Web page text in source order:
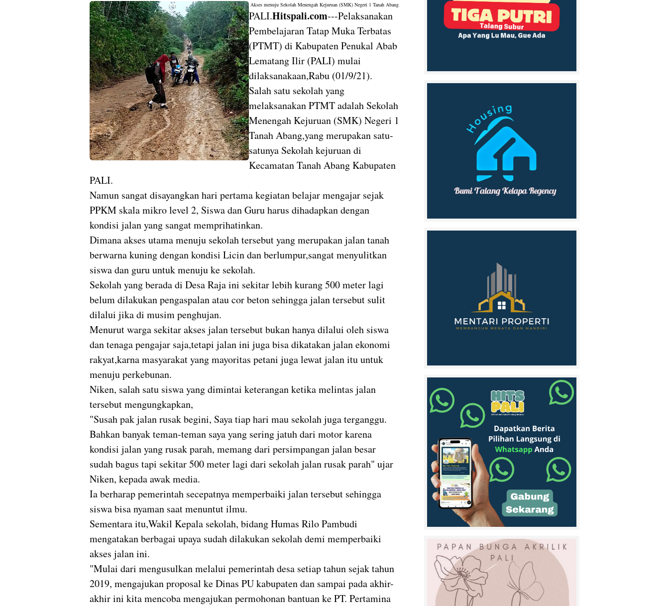
Akses menuju Sekolah Menengah Kejuruan (SMK) Negeri 1 Tanah Abang
PALI.Hitspali.com---Pelaksanakan
Pembelajaran Tatap Muka Terbatas
(PTMT) di Kabupaten Penukal Abab
Lematang Ilir (PALI) mulai
dilaksanakaan,Rabu (01/9/21).
Salah satu sekolah yang
melaksanakan PTMT adalah Sekolah
Menengah Kejuruan (SMK) Negeri 1
Tanah Abang,yang merupakan satu-
satunya Sekolah kejuruan di
Kecamatan Tanah Abang Kabupaten
PALI.
Namun sangat disayangkan hari pertama kegiatan belajar mengajar sejak
PPKM skala mikro level 2, Siswa dan Guru harus dihadapkan dengan
kondisi jalan yang sangat memprihatinkan.
Dimana akses utama menuju sekolah tersebut yang merupakan jalan tanah
berwarna kuning dengan kondisi Licin dan berlumpur,sangat menyulitkan
siswa dan guru untuk menuju ke sekolah.
Sekolah yang berada di Desa Raja ini sekitar lebih kurang 500 meter lagi
belum dilakukan pengaspalan atau cor beton sehingga jalan tersebut sulit
dilalui jika di musim penghujan.
Menurut warga sekitar akses jalan tersebut bukan hanya dilalui oleh siswa
dan tenaga pengajar saja,tetapi jalan ini juga bisa dikatakan jalan ekonomi
rakyat,karna masyarakat yang mayoritas petani juga lewat jalan itu untuk
menuju perkebunan.
Niken, salah satu siswa yang dimintai keterangan ketika melintas jalan
tersebut mengungkapkan,
"Susah pak jalan rusak begini, Saya tiap hari mau sekolah juga terganggu.
Bahkan banyak teman-teman saya yang sering jatuh dari motor karena
kondisi jalan yang rusak parah, memang dari persimpangan jalan besar
sudah bagus tapi sekitar 500 meter lagi dari sekolah jalan rusak parah" ujar
Niken, kepada awak media.
Ia berharap pemerintah secepatnya memperbaiki jalan tersebut sehingga
siswa bisa nyaman saat menuntut ilmu.
Sementara itu,Wakil Kepala sekolah, bidang Humas Rilo Pambudi
mengatakan berbagai upaya sudah dilakukan sekolah demi memperbaiki
akses jalan ini.
"Mulai dari mengusulkan melalui pemerintah desa setiap tahun sejak tahun
2019, mengajukan proposal ke Dinas PU kabupaten dan sampai pada akhir-
akhir ini kita mencoba mengajukan permohonan bantuan ke PT. Pertamina